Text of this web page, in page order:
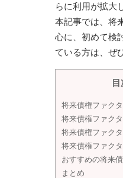
らに利用が拡大
本記事では、将
心に、初めて検
ている方は、ぜ
将来債権ファク
将来債権ファク
将来債権ファク
将来債権ファク
おすすめの将来
まとめ